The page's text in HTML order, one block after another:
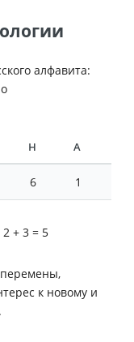
алфавита:
Н А
6 1
+ 3 = 5
к новому и